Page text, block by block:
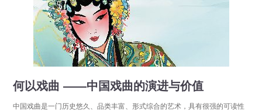
何以戏曲 ​——中国戏曲的演进与价值
中国戏曲是一门历史悠久、品类丰富、形式综合的艺术，具有很强的可读性